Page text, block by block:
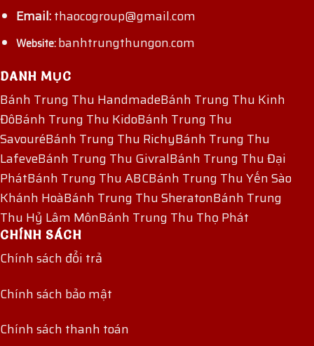
Email:thaocogroup@gmail.com
Website:banhtrungthungon.com
DANH MỤC
Bánh Trung Thu HandmadeBánh Trung Thu Kinh
ĐôBánh Trung Thu KidoBánh Trung Thu
SavouréBánh Trung Thu RichyBánh Trung Thu
LafeveBánh Trung Thu GivralBánh Trung Thu Đại
PhátBánh Trung Thu ABCBánh Trung Thu Yến Sào
Khánh HoàBánh Trung Thu SheratonBánh Trung
Thu Hỷ Lâm MônBánh Trung Thu Thọ Phát
CHÍNH SÁCH
Chính sách đổi trả
Chính sách bảo mật
Chính sách thanh toán